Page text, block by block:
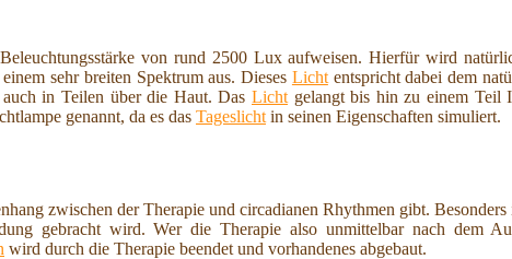
von rund 2500 Lux aufweisen. Hierfür wird
sehr breiten Spektrum aus. Dieses Lichtentspricht dabei dem
in Teilen über die Haut. Das Licht gelangt bis hin zu einem Teil
genannt, da es das Tageslicht in seinen Eigenschaften simuliert.
zwischen der Therapie und circadianen Rhythmen gibt.
gebracht wird. Wer die Therapie also unmittelbar nach dem
wird durch die Therapie beendet und vorhandenes abgebaut.